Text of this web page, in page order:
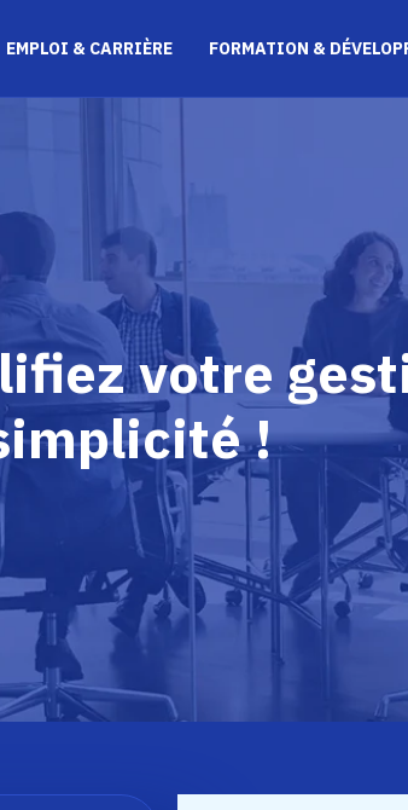
EMPLOI & CARRIÈRE FORMATION &
votre
!